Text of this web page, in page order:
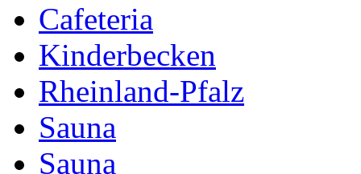
Cafeteria
Kinderbecken
Rheinland-Pfalz
Sauna
Sauna